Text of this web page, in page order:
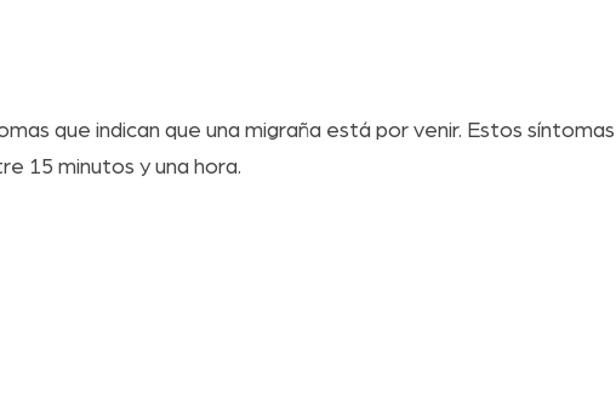
que indican que una migraña está por venir. Estos
15 minutos y una hora.